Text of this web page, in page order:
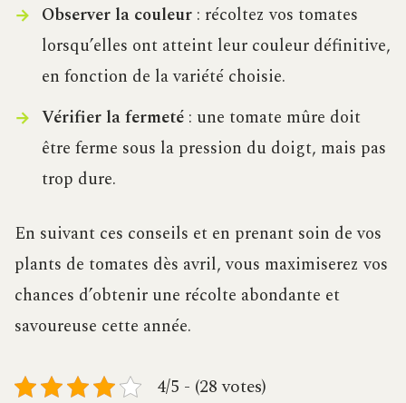
Observer la couleur: récoltez vos tomates
lorsqu’elles ont atteint leur couleur définitive,
en fonction de la variété choisie.
Vérifier la fermeté: une tomate mûre doit
être ferme sous la pression du doigt, mais pas
trop dure.
En suivant ces conseils et en prenant soin de vos
plants de tomates dès avril, vous maximiserez vos
chances d’obtenir une récolte abondante et
savoureuse cette année.
4/5 - (28 votes)